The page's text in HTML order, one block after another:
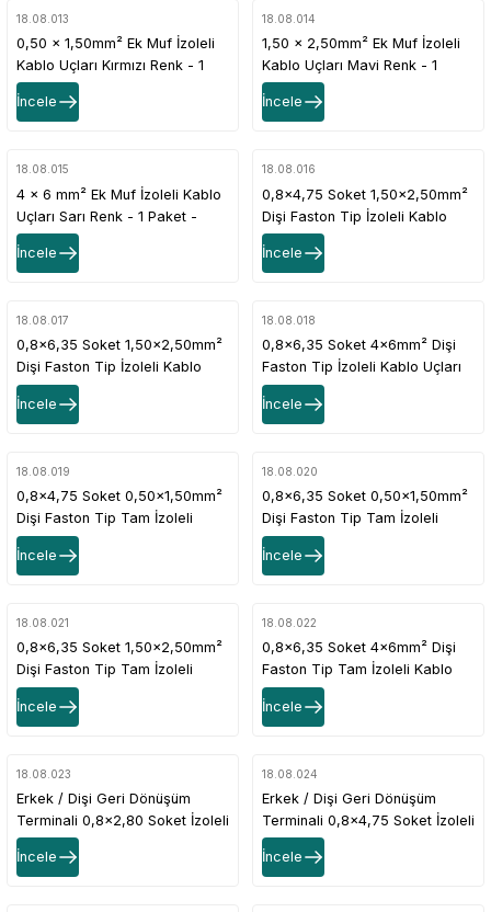
18.08.013
0,50 x 1,50mm² Ek Muf İzoleli
Kablo Uçları Kırmızı Renk - 1
Paket - 200Adet
İncele
18.08.014
1,50 x 2,50mm² Ek Muf İzoleli
Kablo Uçları Mavi Renk - 1
Paket - 200Adet
İncele
18.08.015
4 x 6 mm² Ek Muf İzoleli Kablo
Uçları Sarı Renk - 1 Paket -
100Adet
İncele
18.08.016
0,8x4,75 Soket 1,50x2,50mm²
Dişi Faston Tip İzoleli Kablo
Uçları Mavi Renk - 1 Paket -
200Adet
İncele
18.08.017
0,8x6,35 Soket 1,50x2,50mm²
Dişi Faston Tip İzoleli Kablo
Uçları Mavi Renk - 1 Paket -
200Adet
İncele
18.08.018
0,8x6,35 Soket 4x6mm² Dişi
Faston Tip İzoleli Kablo Uçları
Sarı Renk - 1 Paket - 200Adet
İncele
18.08.019
0,8x4,75 Soket 0,50x1,50mm²
Dişi Faston Tip Tam İzoleli
Kablo Uçları Kırmızı Renk - 1
Paket - 200Adet
İncele
18.08.020
0,8x6,35 Soket 0,50x1,50mm²
Dişi Faston Tip Tam İzoleli
Kablo Uçları Kırmızı Renk - 1
Paket - 200Adet
İncele
18.08.021
0,8x6,35 Soket 1,50x2,50mm²
Dişi Faston Tip Tam İzoleli
Kablo Uçları Mavi Renk - 1
Paket - 200Adet
İncele
18.08.022
0,8x6,35 Soket 4x6mm² Dişi
Faston Tip Tam İzoleli Kablo
Uçları Sarı Renk - 1 Paket -
100Adet
İncele
18.08.023
Erkek / Dişi Geri Dönüşüm
Terminali 0,8x2,80 Soket İzoleli
Kırmızı Renk (0,50x1,50mm² )-
1 Paket - 100Adet
İncele
18.08.024
Erkek / Dişi Geri Dönüşüm
Terminali 0,8x4,75 Soket İzoleli
Mavi Renk (1,50x2,50mm² ) - 1
Paket - 100Adet
İncele